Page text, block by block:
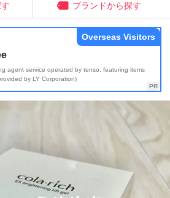
ブランドから探す
agent service operated by tenso, featuring items
by LY Corporation)
Overseas Visitors